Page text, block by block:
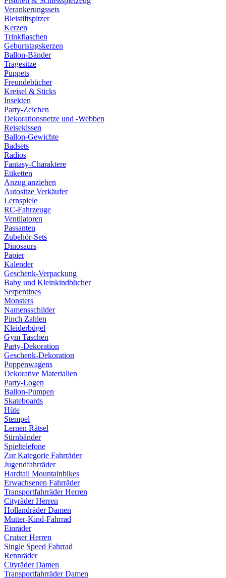
Verankerungssets
Bleistiftspitzer
Kerzen
Trinkflaschen
Geburtstagskerzen
Ballon-Bänder
Tragesitze
Puppets
Freundebücher
Kreisel & Sticks
Insekten
Party-Zeichen
Dekorationsnetze und -Webben
Reisekissen
Ballon-Gewichte
Badsets
Radios
Fantasy-Charaktere
Etiketten
Anzug anziehen
Autositze Verkäufer
Lernspiele
RC-Fahrzeuge
Ventilatoren
Passanten
Zubehör-Sets
Dinosaurs
Papier
Kalender
Geschenk-Verpackung
Baby und Kleinkindbücher
Serpentines
Monsters
Namensschilder
Pinch Zahlen
Kleiderbügel
Gym Taschen
Party-Dekoration
Geschenk-Dekoration
Poppenwagens
Dekorative Materialien
Party-Logen
Ballon-Pumpen
Skateboards
Hüte
Stempel
Lernen Rätsel
Stirnbänder
Spieltelefone
Zur Kategorie Fahrräder
Jugendfahrräder
Hardtail Mountainbikes
Erwachsenen Fahrräder
Transportfahrräder Herren
Cityräder Herren
Hollandräder Damen
Mutter-Kind-Fahrrad
Einräder
Cruiser Herren
Single Speed Fahrrad
Rennräder
Cityräder Damen
Transportfahrräder Damen